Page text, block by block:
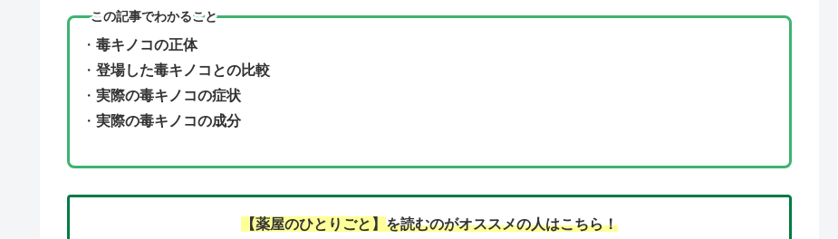
この記事でわかること
・ 毒キノコの正体
・ 登場した毒キノコとの比較
・ 実際の毒キノコの症状
・ 実際の毒キノコの成分
【薬屋のひとりごと 】 を読むのがオススメの人はこちら！